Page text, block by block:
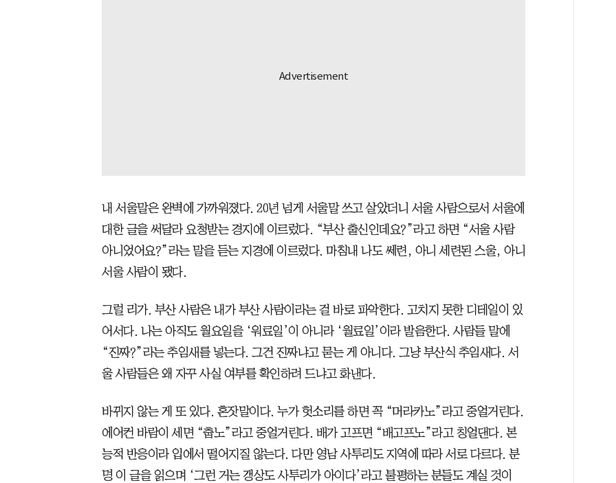
내 서울말은 완벽에 가까워졌다. 20년 넘게 서울말 쓰고 살았더니 서울 사람으로서 서울에
대한 글을 써달라 요청받는 경지에 이르렀다. “부산 출신인데요?”라고 하면 “서울 사람
아니었어요?”라는 말을 듣는 지경에 이르렀다. 마침내 나도 쎄련, 아니 세련된 스울, 아니
서울 사람이 됐다.
그럴 리가. 부산 사람은 내가 부산 사람이라는 걸 바로 파악한다. 고치지 못한 디테일이 있
어서다. 나는 아직도 월요일을 ‘워료일’이 아니라 ‘월료일’이라 발음한다. 사람들 말에
“진짜?”라는 추임새를 넣는다. 그건 진짜냐고 묻는 게 아니다. 그냥 부산식 추임새다. 서
울 사람들은 왜 자꾸 사실 여부를 확인하려 드냐고 화낸다.
바뀌지 않는 게 또 있다. 혼잣말이다. 누가 헛소리를 하면 꼭 “머라카노”라고 중얼거린다.
에어컨 바람이 세면 “춥노”라고 중얼거린다. 배가 고프면 “배고프노”라고 칭얼댄다. 본
능적 반응이라 입에서 떨어지질 않는다. 다만 영남 사투리도 지역에 따라 서로 다르다. 분
명 이 글을 읽으며 ‘그런 거는 갱상도 사투리가 아이다’라고 불평하는 분들도 계실 것이